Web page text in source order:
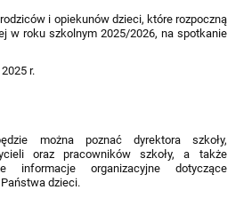
i opiekunów dzieci, które rozpoczną
w roku szkolnym 2025/2026, na spotkanie
r.
można poznać dyrektora szkoły,
oraz pracowników szkoły, a także
informacje organizacyjne dotyczące
dzieci.